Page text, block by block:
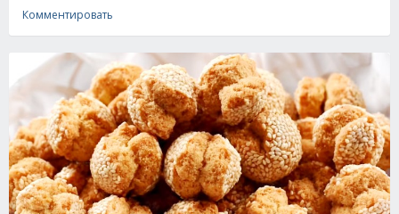
Комментировать